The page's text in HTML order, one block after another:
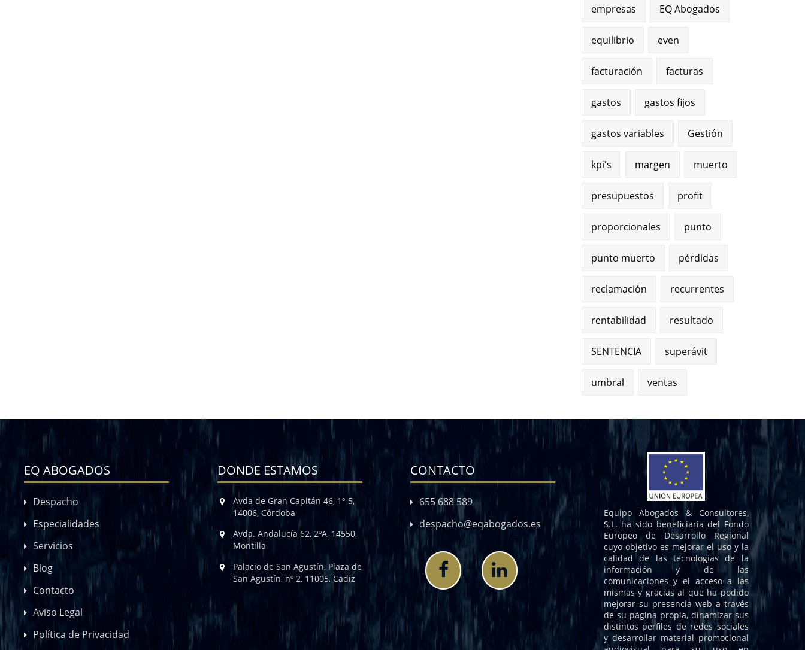
empresas EQ Abogados
equilibrio even
facturación facturas
gastos gastos fijos
gastos variables Gestión
kpi's margen muerto
presupuestos profit
proporcionales punto
punto muerto pérdidas
reclamación recurrentes
rentabilidad resultado
SENTENCIA superávit
umbral ventas
EQ ABOGADOS
Despacho
Especialidades
Servicios
Blog
Contacto
Aviso Legal
Política de Privacidad
DONDE ESTAMOS
Avda de Gran Capitán 46, 1º-5,
14006, Córdoba
Avda. Andalucía 62, 2ºA, 14550,
Montilla
Palacio de San Agustín, Plaza de
San Agustín, nº 2, 11005, Cadiz
CONTACTO
655 688 589
despacho@eqabogados.es
Equipo Abogados & Consultores,
S.L. ha sido beneficiaria del Fondo
Europeo de Desarrollo Regional
cuyo objetivo es mejorar el uso y la
calidad de las tecnologías de la
información y de las
comunicaciones y el acceso a las
mismas y gracias al que ha podido
mejorar su presencia web a través
de su página propia, dinamizar sus
distintos perfiles de redes sociales
y desarrollar material promocional